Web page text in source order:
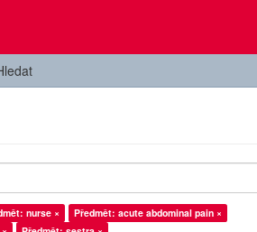
nurse ×
Předmět: acute abdominal pain ×